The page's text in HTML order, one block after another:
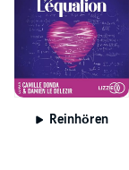
Reinhören